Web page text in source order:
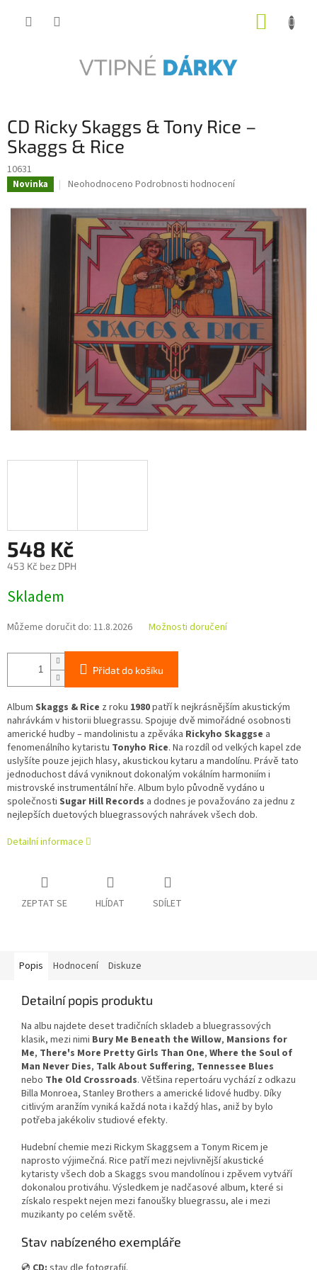
CD Ricky Skaggs & Tony Rice –
Skaggs & Rice
10631
Novinka
Průměrné
produktu
je
0,0
hvězdiček.
Neohodnoceno Podrobnosti hodnocení
548 Kč
453 Kč bez DPH
cena:
Skladem
Můžeme doručit do: 11.8.2026 Možnosti doručení
Přidat do košíku
Album Skaggs & Rice z roku 1980patří k nejkrásnějším akustickým
nahrávkám v historii bluegrassu. Spojuje dvě mimořádné osobnosti
americké hudby – mandolinistu a zpěváka Rickyho Skaggse a
fenomenálního kytaristu Tonyho Rice. Na rozdíl od velkých kapel zde
uslyšíte pouze jejich hlasy, akustickou kytaru a mandolínu. Právě tato
jednoduchost dává vyniknout dokonalým vokálním harmoniím i
mistrovské instrumentální hře. Album bylo původně vydáno u
společnosti Sugar Hill Records a dodnes je považováno za jednu z
nejlepších duetových bluegrassových nahrávek všech dob.
Detailní informace
ZEPTAT SE HLÍDAT SDÍLET
Popis Hodnocení Diskuze
Detailní popis produktu
Na albu najdete deset tradičních skladeb a bluegrassových
klasik, mezi nimi Bury Me Beneath the Willow, Mansions for
Me, There's More Pretty Girls Than One, Where the Soul of
Man Never Dies, Talk About Suffering, Tennessee Blues
nebo The Old Crossroads. Většina repertoáru vychází z odkazu
Billa Monroea, Stanley Brothers a americké lidové hudby. Díky
citlivým aranžím vyniká každá nota i každý hlas, aniž by bylo
potřeba jakékoliv studiové efekty.
Hudební chemie mezi Rickym Skaggsem a Tonym Ricem je
naprosto výjimečná. Rice patří mezi nejvlivnější akustické
kytaristy všech dob a Skaggs svou mandolínou i zpěvem vytváří
dokonalou protiváhu. Výsledkem je nadčasové album, které si
získalo respekt nejen mezi fanoušky bluegrassu, ale i mezi
muzikanty po celém světě.
Stav nabízeného exempláře